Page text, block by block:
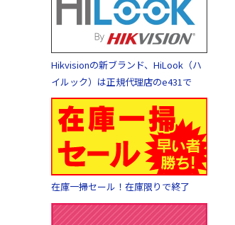
Hikvisionの新ブランド、HiLook（ハ
イルック）は正規代理店のe431で
在庫一掃セール！在庫限りで終了